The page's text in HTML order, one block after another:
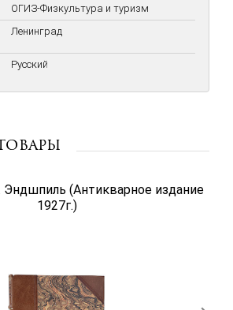
ОГИЗ-Физкультура и туризм
Ленинград
Русский
(Антикварное издание
1927г.)